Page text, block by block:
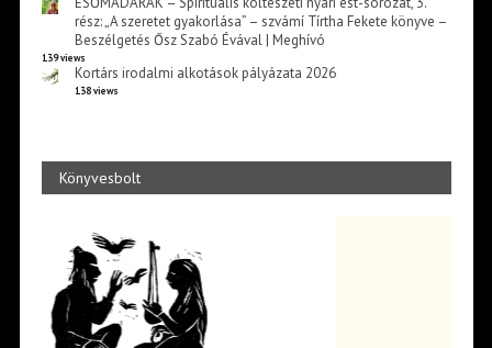
rész: „A szeretet gyakorlása” – szvámí Tírtha Fekete könyve –
Beszélgetés Ősz Szabó Évával | Meghívó
139 views
Kortárs irodalmi alkotások pályázata 2026
138 views
Könyvesbolt